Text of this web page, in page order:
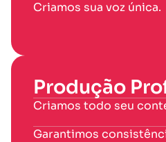
Criamos sua voz única.
Produção
Criamos todo seu
Garantimos